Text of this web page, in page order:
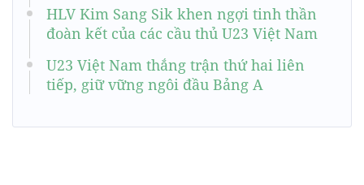
HLV Kim Sang Sik khen ngợi tinh thần
đoàn kết của các cầu thủ U23 Việt Nam
U23 Việt Nam thắng trận thứ hai liên
tiếp, giữ vững ngôi đầu Bảng A